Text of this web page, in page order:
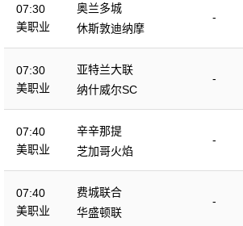
07:30
美职业
奥兰多城
-
休斯敦迪纳摩
07:30
美职业
亚特兰大联
-
纳什威尔SC
07:40
美职业
辛辛那提
-
芝加哥火焰
07:40
美职业
费城联合
-
华盛顿联